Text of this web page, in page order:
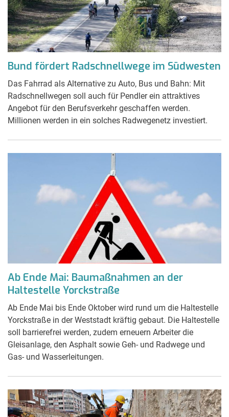
Bund fördert Radschnellwege im Südwesten
Das Fahrrad als Alternative zu Auto, Bus und Bahn: Mit
Radschnellwegen soll auch für Pendler ein attraktives
Angebot für den Berufsverkehr geschaffen werden.
Millionen werden in ein solches Radwegenetz investiert.
Ab Ende Mai: Baumaßnahmen an der
Haltestelle Yorckstraße
Ab Ende Mai bis Ende Oktober wird rund um die Haltestelle
Yorckstraße in der Weststadt kräftig gebaut. Die Haltestelle
soll barrierefrei werden, zudem erneuern Arbeiter die
Gleisanlage, den Asphalt sowie Geh- und Radwege und
Gas- und Wasserleitungen.